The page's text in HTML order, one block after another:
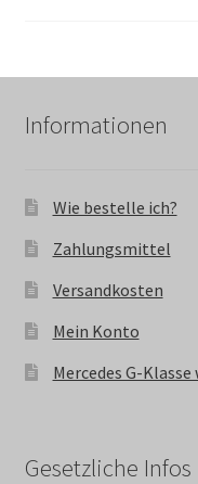
Informationen
Wie bestelle ich?
Zahlungsmittel
Versandkosten
Mein Konto
Mercedes G-Klasse
Gesetzliche Infos